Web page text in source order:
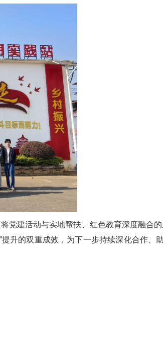
党建活动与实地帮扶、红色教育深度融合
升的双重成效，为下一步持续深化合作、